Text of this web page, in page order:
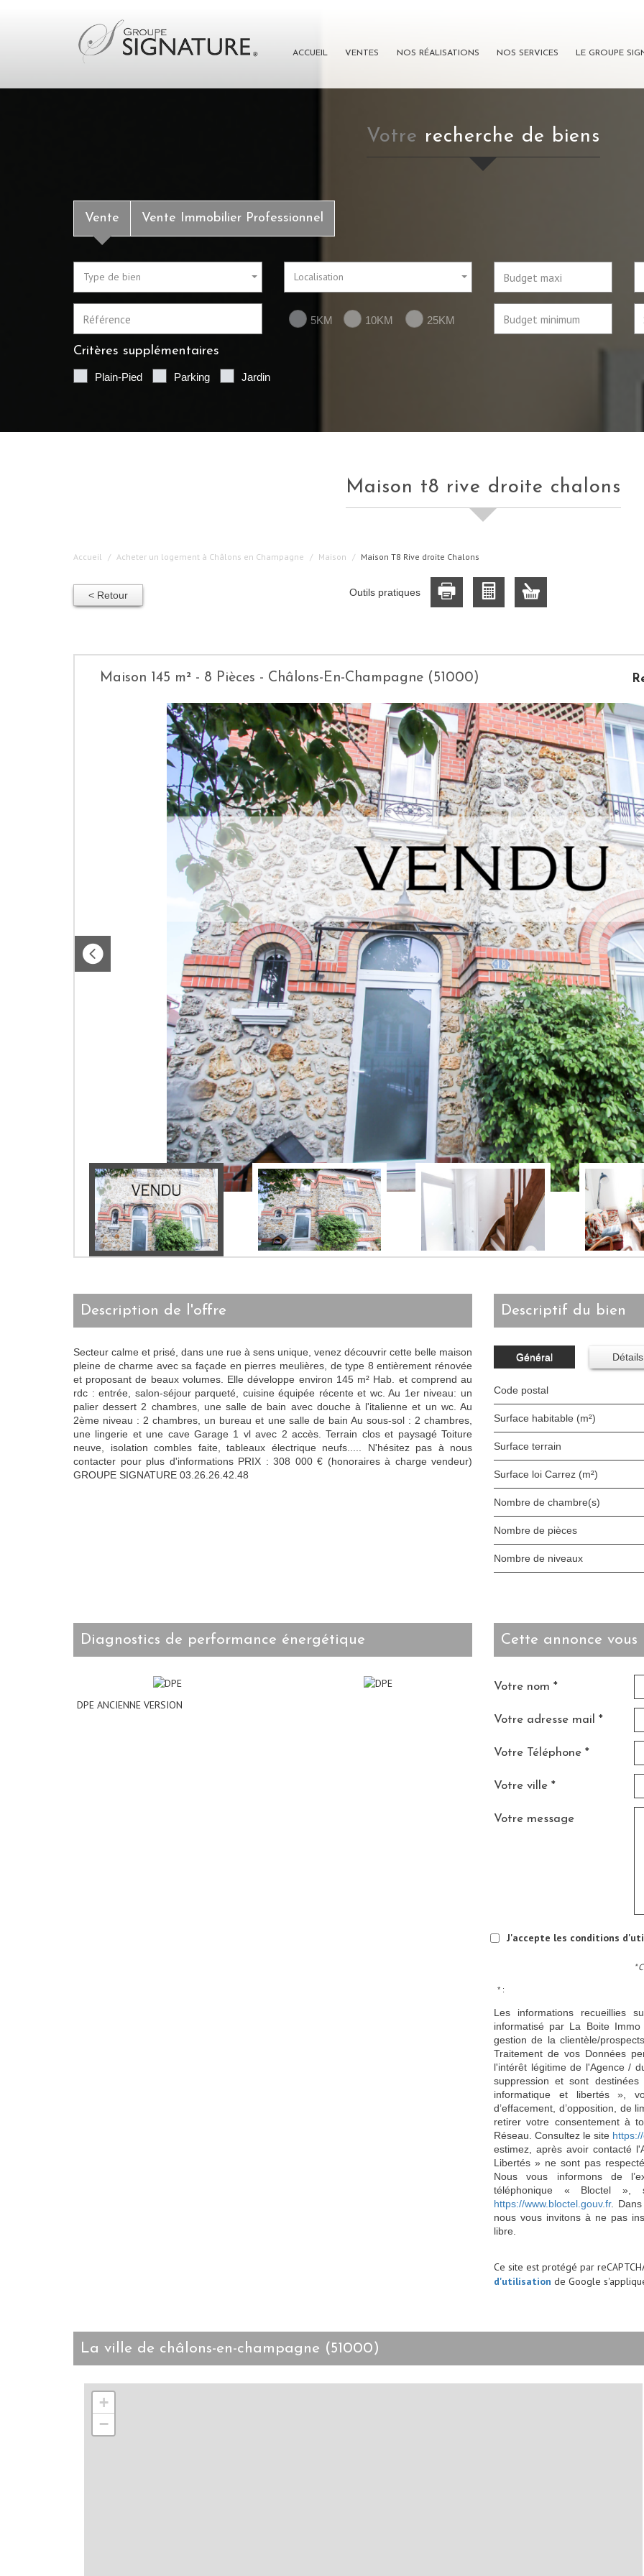
ACCUEIL VENTES NOS RÉALISATIONS NOS SERVICES LE GROUPE
votre recherche de biens
Vente Vente Immobilier Professionnel
Type de bien Localisation
5KM 10KM 25KM
Critères supplémentaires
Plain-Pied Parking Jardin
maison t8 rive droite chalons
Accueil Acheter un logement à Châlons en Champagne Maison Maison T8 Rive droite Chalons
< Retour Outils pratiques
Maison 145 m² - 8 Pièces - Châlons-En-Champagne (51000)
description de l'offre
Secteur calme et prisé, dans une rue à sens unique, venez découvrir cette belle maison
pleine de charme avec sa façade en pierres meulières, de type 8 entièrement rénovée
et proposant de beaux volumes. Elle développe environ 145 m² Hab. et comprend au
rdc : entrée, salon-séjour parqueté, cuisine équipée récente et wc. Au 1er niveau: un
palier dessert 2 chambres, une salle de bain avec douche à l'italienne et un wc. Au
2ème niveau : 2 chambres, un bureau et une salle de bain Au sous-sol : 2 chambres,
une lingerie et une cave Garage 1 vl avec 2 accès. Terrain clos et paysagé Toiture
neuve, isolation combles faite, tableaux électrique neufs..... N'hésitez pas à nous
contacter pour plus d'informations PRIX : 308 000 € (honoraires à charge vendeur)
GROUPE SIGNATURE 03.26.26.42.48
descriptif du bien
Général
Code postal
Surface habitable (m²)
surface terrain
Surface loi Carrez (m²)
Nombre de chambre(s)
Nombre de pièces
Nombre de niveaux
diagnostics de performance énergétique
DPE ANCIENNE VERSION
cette annonce vous
Votre nom *
Votre adresse mail *
Votre Téléphone *
Votre ville *
Votre message
J'accepte les conditions
*
* :
Les informations recueillies
informatisé par La Boite
gestion de la clientèle/
Traitement de vos Données
l'intérêt légitime de l'Agence /
suppression et sont
informatique et libertés »,
d’effacement, d’opposition, de
retirer votre consentement à
Réseau. Consultez le site
estimez, après avoir contacté
Libertés » ne sont pas
Nous vous informons de
téléphonique « Bloctel
https://www.bloctel.gouv.fr.
nous vous invitons à ne pas
libre.
Ce site est protégé par
d'utilisation de Google
la ville de châlons-en-champagne (51000)
+
−